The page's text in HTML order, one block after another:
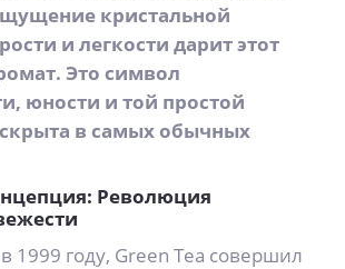
кристальной
и легкости дарит этот
Это символ
юности и той простой
в самых обычных
Революция
году, Green Tea совершил